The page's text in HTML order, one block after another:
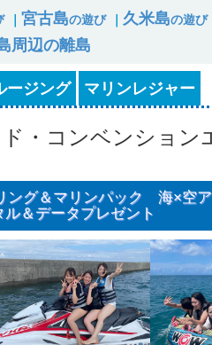
宮古島の遊び 久米島の遊び
周辺の離島
ージング マリンレジャー
・コンベンション
ング＆マリンパック 海×空
＆データプレゼント